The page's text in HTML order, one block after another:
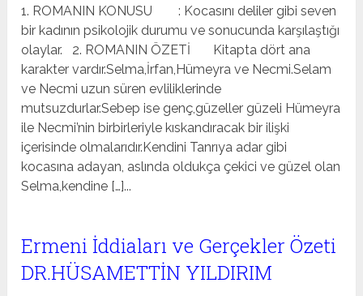
1. ROMANIN KONUSU : Kocasını deliler gibi seven
bir kadının psikolojik durumu ve sonucunda karşılaştığı
olaylar. 2. ROMANIN ÖZETİ Kitapta dört ana
karakter vardır.Selma,İrfan,Hümeyra ve Necmi.Selam
ve Necmi uzun süren evliliklerinde
mutsuzdurlar.Sebep ise genç,güzeller güzeli Hümeyra
ile Necmi’nin birbirleriyle kıskandıracak bir ilişki
içerisinde olmalarıdır.Kendini Tanrıya adar gibi
kocasına adayan, aslında oldukça çekici ve güzel olan
Selma,kendine […]...
Ermeni İddiaları ve Gerçekler Özeti
DR.HÜSAMETTİN YILDIRIM